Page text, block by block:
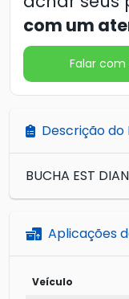
com um
Falar
Descrição do
BUCHA EST
Aplicações
Veículo